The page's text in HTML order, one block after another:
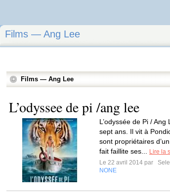
Films — Ang Lee
Films — Ang Lee
L’odyssee de pi /ang lee
L’odyssée de Pi / Ang
sept ans. Il vit à
sont propriétaires
fait faillite ses...
Lire la
Le 22 avril 2014 par
NONE